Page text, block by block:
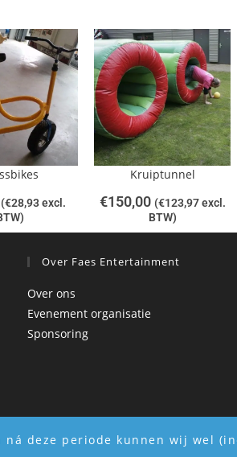
deze periode kunnen wij wel
(€28,93excl.
Kruiptunnel
€150,00 (€123,97excl.
BTW)
Over Faes Entertainment
Over ons
Evenement organisatie
Sponsoring